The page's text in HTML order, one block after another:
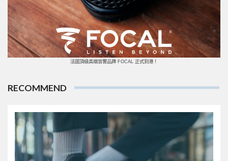
法國頂級高端音響品牌 FOCAL 正式到港！
RECOMMEND